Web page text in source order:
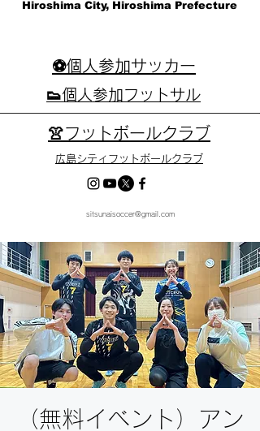
Hiroshima City, Hiroshima Prefecture
⚽個人参加サッカー
👟個人参加フットサル
👚フットボールクラブ
広島シティフットボールクラブ
sitsunaisoccer@gmail.com
（無料イベント）アン